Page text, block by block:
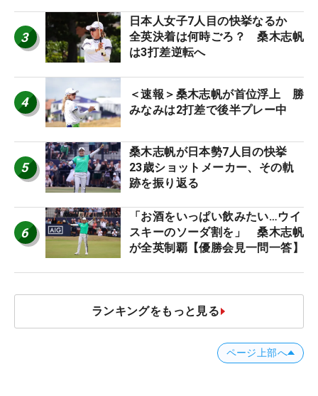
3
日本人女子7人目の快挙なるか
全英決着は何時ごろ？ 桑木志帆
は3打差逆転へ
4
＜速報＞桑木志帆が首位浮上 勝
みなみは2打差で後半プレー中
5
桑木志帆が日本勢7人目の快挙
23歳ショットメーカー、その軌
跡を振り返る
6
「お酒をいっぱい飲みたい…ウイ
スキーのソーダ割を」 桑木志帆
が全英制覇【優勝会見一問一答】
ランキングをもっと見る
ページ上部へ